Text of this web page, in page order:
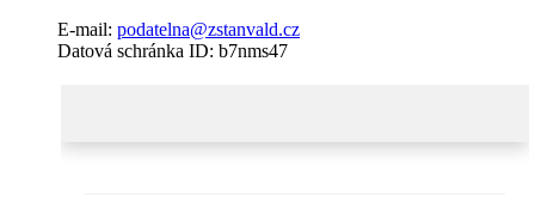
E-mail: podatelna@zstanvald.cz
Datová schránka ID: b7nms47